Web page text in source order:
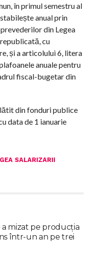
în primul semestru al
anual prin
din Legea
cu
și a articolului 6, litera
anuale pentru
fiscal-bugetar din
din fonduri publice
data de 1 ianuarie
SALARIZARII
mizat pe producția
într-un an pe trei